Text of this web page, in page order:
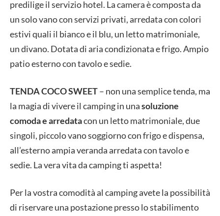
predilige il servizio hotel. La camera è composta da
un solo vano con servizi privati, arredata con colori
estivi quali il bianco e il blu, un letto matrimoniale,
un divano. Dotata di aria condizionata e frigo. Ampio
patio esterno con tavolo e sedie.
TENDA COCO SWEET– non una semplice tenda, ma
la magia di vivere il camping in unasoluzione
comoda e arredatacon un letto matrimoniale, due
singoli, piccolo vano soggiorno con frigo e dispensa,
all’esterno ampia veranda arredata con tavolo e
sedie. La vera vita da camping ti aspetta!
Per la vostra comodità al camping avete la possibilità
di riservare una postazione presso lo stabilimento